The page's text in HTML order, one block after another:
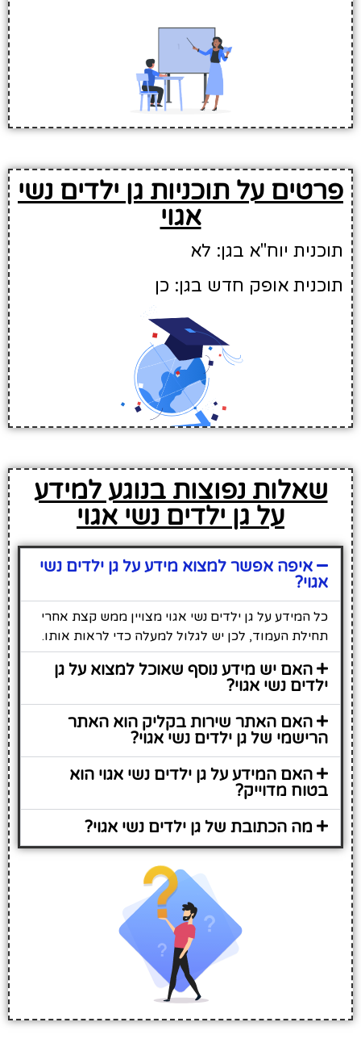
פרטים על תוכניות גן ילדים נשי
אגוי
תוכנית יוח"א בגן: לא
תוכנית אופק חדש בגן: כן
שאלות נפוצות בנוגע למידע
על גן ילדים נשי אגוי
איפה אפשר למצוא מידע על גן ילדים נשי
אגוי?
כל המידע על גן ילדים נשי אגוי מצויין ממש קצת אחרי
תחילת העמוד, לכן יש לגלול למעלה כדי לראות אותו.
האם יש מידע נוסף שאוכל למצוא על גן
ילדים נשי אגוי?
האם האתר שירות בקליק הוא האתר
הרישמי של גן ילדים נשי אגוי?
האם המידע על גן ילדים נשי אגוי הוא
בטוח מדוייק?
מה הכתובת של גן ילדים נשי אגוי?